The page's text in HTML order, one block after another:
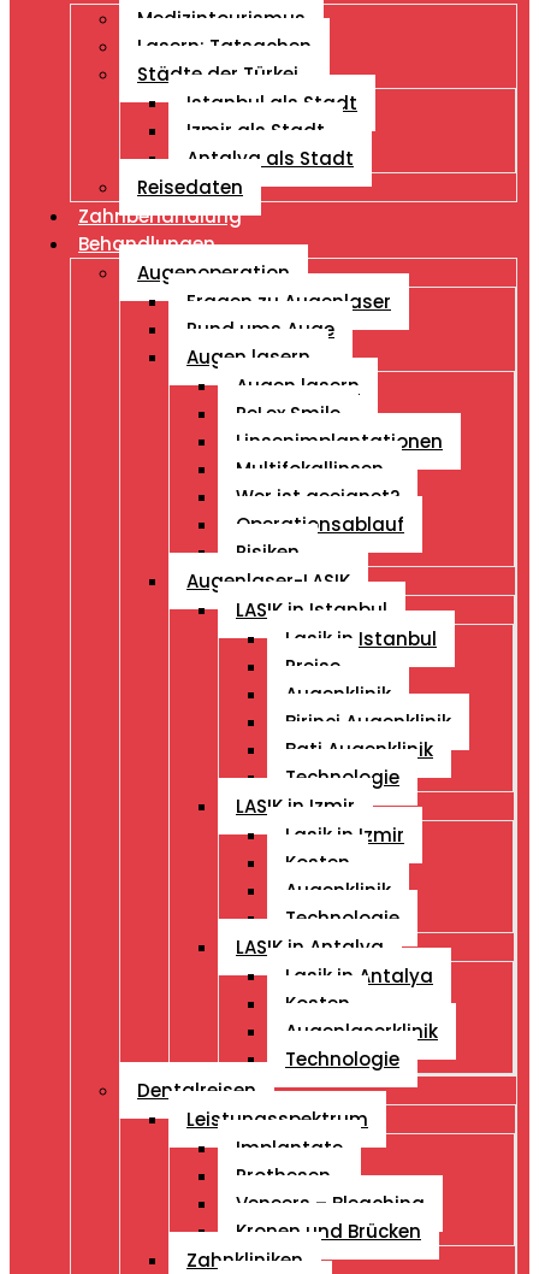
Medizintourismus
Lasern: Tatsachen
Städte der Türkei
Istanbul als Stadt
Izmir als Stadt
Antalya als Stadt
Reisedaten
Zahnbehandlung
Behandlungen
Augenoperation
Fragen zu Augenlaser
Rund ums Auge
Augen lasern
Augen lasern
ReLex Smile
Linsenimplantationen
Multifokallinsen
Wer ist geeignet?
Operationsablauf
Risiken
Augenlaser-LASIK
LASIK in Istanbul
Lasik in Istanbul
Preise
Augenklinik
Birinci Augenklinik
Bati Augenklinik
Technologie
LASIK in Izmir
Lasik in Izmir
Kosten
Augenklinik
Technologie
LASIK in Antalya
Lasik in Antalya
Kosten
Augenlaserklinik
Technologie
Dentalreisen
Leistungsspektrum
Implantate
Prothesen
Veneers – Bleaching
Kronen und Brücken
Zahnkliniken